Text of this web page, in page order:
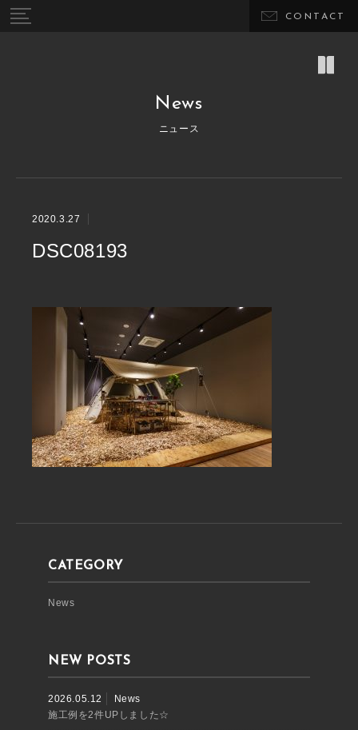
CONTACT
News
ニュース
CATEGORY
News
NEW POSTS
2026.05.12
News
施工例を2件UPしました☆
2020.3.27
DSC08193